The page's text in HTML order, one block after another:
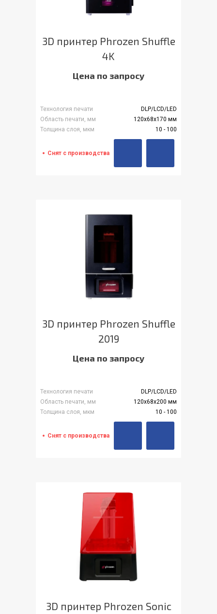
3D принтер Phrozen Shuffle
4K
Цена по запросу
Технология печати
DLP/LCD/LED
Область печати, мм
120x68x170 мм
Толщина слоя, мкм
10 - 100
Снят с производства
3D принтер Phrozen Shuffle
2019
Цена по запросу
Технология печати
DLP/LCD/LED
Область печати, мм
120х68х200 мм
Толщина слоя, мкм
10 - 100
Снят с производства
3D принтер Phrozen Sonic